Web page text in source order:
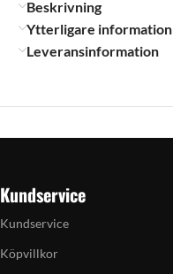
Beskrivning
Ytterligare information
Leveransinformation
Kundservice
Kundservice
Köpvillkor